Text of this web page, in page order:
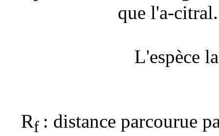
que l'a-
L'espèce
Rf : distance parcourue